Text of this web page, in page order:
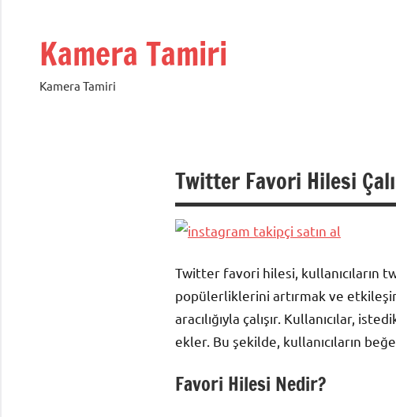
Kamera Tamiri
Kamera Tamiri
Twitter Favori Hilesi
Twitter favori hilesi, kullanıcıların
popülerliklerini artırmak ve
aracılığıyla çalışır. Kullanıcılar,
ekler. Bu şekilde, kullanıcıların
Favori Hilesi Nedir?